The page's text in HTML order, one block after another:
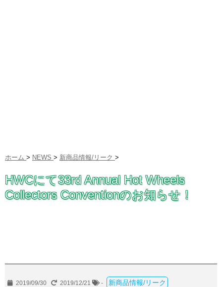
ホーム > NEWS > 新商品情報/リーク >
HWCにて33rd Annual Hot Wheels
Collectors Conventionのお知らせ！
2019/09/30 2019/12/21 - 新商品情報/リーク